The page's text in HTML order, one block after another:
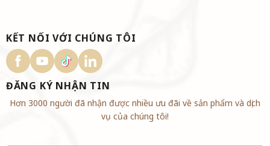
KẾT NỐI VỚI CHÚNG TÔI
ĐĂNG KÝ NHẬN TIN
Hơn 3000 người đã nhận được nhiều ưu đãi về sản phẩm và dịch
vụ của chúng tôi!